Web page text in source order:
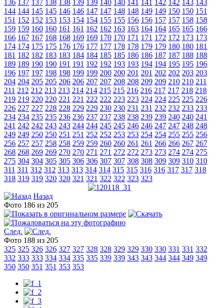
136 137 137 138 138 139 139 140 140 141 141 142 142 143 143
144 144 145 145 146 146 147 147 148 148 149 149 150 150 151
151 152 152 153 153 154 154 155 155 156 156 157 157 158 158
159 159 160 160 161 161 162 162 163 163 164 164 165 165 166
166 167 167 168 168 169 169 170 170 171 171 172 172 173 173
174 174 175 175 176 176 177 177 178 178 179 179 180 180 181
181 182 182 183 183 184 184 185 185 186 186 187 187 188 188
189 189 190 190 191 191 192 192 193 193 194 194 195 195 196
196 197 197 198 198 199 199 200 200 201 201 202 202 203 203
204 204 205 205 206 206 207 207 208 208 209 209 210 210 211
211 212 212 213 213 214 214 215 215 216 216 217 217 218 218
219 219 220 220 221 221 222 222 223 223 224 224 225 225 226
226 227 227 228 228 229 229 230 230 231 231 232 232 233 233
234 234 235 235 236 236 237 237 238 238 239 239 240 240 241
241 242 242 243 243 244 244 245 245 246 246 247 247 248 248
249 249 250 250 251 251 252 252 253 253 254 254 255 255 256
256 257 257 258 258 259 259 260 260 261 261 266 266 267 267
268 268 269 269 270 270 271 271 272 272 273 273 274 274 275
275 304 304 305 305 306 306 307 307 308 308 309 309 310 310
311 311 312 312 313 313 314 314 315 315 316 316 317 317 318
318 319 319 320 320 321 321 322 322 323 323
Назад
Фото 186 из 205
След.
Фото 188 из 205
325 325 326 326 327 327 328 328 329 329 330 330 331 331 332
332 333 333 334 334 335 335 339 339 343 343 344 344 349 349
350 350 351 351 353 353